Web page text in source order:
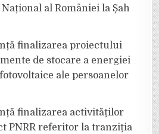
al României la Șah
finalizarea proiectului
de stocare a energiei
ale persoanelor
finalizarea activităților
PNRR referitor la tranziția